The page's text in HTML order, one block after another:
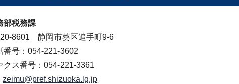
部税務課
8601 静岡市葵区追手町9-6
番号：054-221-3602
クス番号：054-221-3361
zeimu@pref.shizuoka.lg.jp